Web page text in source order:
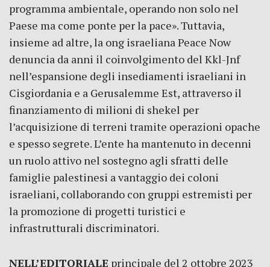
programma ambientale, operando non solo nel
Paese ma come ponte per la pace». Tuttavia,
insieme ad altre, la ong israeliana Peace Now
denuncia da anni il coinvolgimento del Kkl-Jnf
nell’espansione degli insediamenti israeliani in
Cisgiordania e a Gerusalemme Est, attraverso il
finanziamento di milioni di shekel per
l’acquisizione di terreni tramite operazioni opache
e spesso segrete. L’ente ha mantenuto in decenni
un ruolo attivo nel sostegno agli sfratti delle
famiglie palestinesi a vantaggio dei coloni
israeliani, collaborando con gruppi estremisti per
la promozione di progetti turistici e
infrastrutturali discriminatori.
NELL’EDITORIALE principale del 2 ottobre 2023